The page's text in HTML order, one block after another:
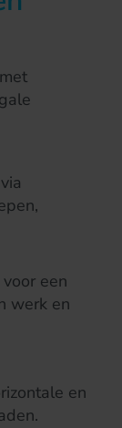
een
werk en
en